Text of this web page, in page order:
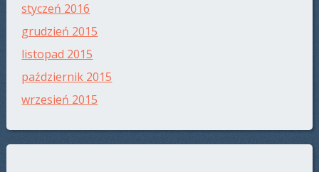
styczeń 2016
grudzień 2015
listopad 2015
październik 2015
wrzesień 2015